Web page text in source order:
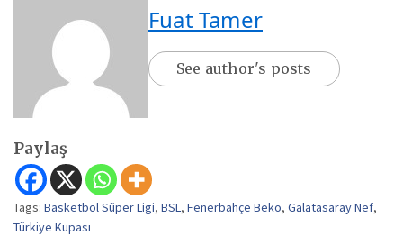
Fuat Tamer
See author's posts
Paylaş
Tags: Basketbol Süper Ligi, BSL, Fenerbahçe Beko, Galatasaray Nef,
Türkiye Kupası